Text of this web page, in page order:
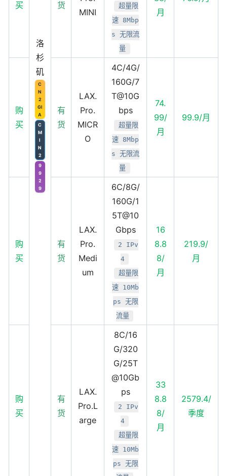
洛
杉
矶
C
N
2
GI
A
C
M
I
N
2
9
9
2
9
买
货
MINI
超量限
速 8Mbp
s 无限流
量
月
购
买
有
货
LAX.
Pro.
MICR
O
4C/4G/
160G/7
T@10G
bps
超量限
速 8Mbp
s 无限流
量
74.
99/
月
99.9/月
购
买
有
货
LAX.
Pro.
Medi
um
6C/8G/
160G/1
5T@10
Gbps
2 IPv
4
超量限
速 10Mb
ps 无限
流量
16
8.8
8/
月
219.9/
月
购
买
有
货
LAX.
Pro.L
arge
8C/16
G/320
G/25T
@10Gb
ps
2 IPv
4
超量限
速 10Mb
ps 无限
33
8.8
8/
月
2579.4/
季度